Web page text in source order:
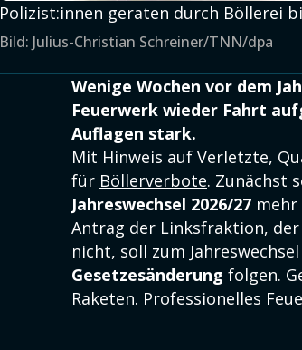
Polizist:innen geraten durch Böllerei
Bild: Julius-Christian Schreiner/TNN/dpa
Wenige Wochen vor dem
Feuerwerk wieder Fahrt
Auflagen stark.
Mit Hinweis auf Verletzte,
für Böllerverbote. Zunächst
Jahreswechsel 2026/27
Antrag der Linksfraktion,
nicht, soll zum
Gesetzesänderung folgen.
Raketen. Professionelles